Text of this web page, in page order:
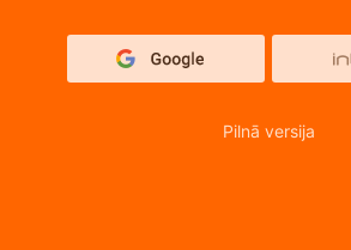
Pilnā versija